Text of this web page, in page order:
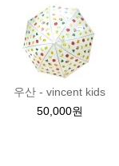
우산 - vincent kids
50,000원